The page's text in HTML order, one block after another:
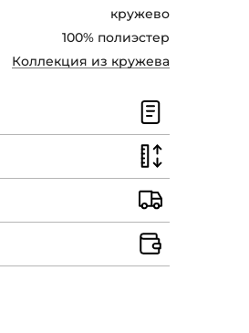
кружево
100% полиэстер
Коллекция из кружева